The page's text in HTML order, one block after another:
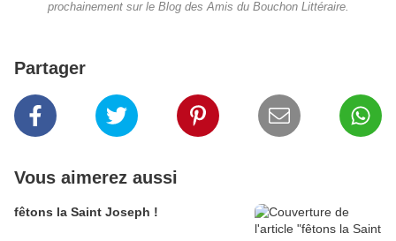
prochainement sur le Blog des Amis du Bouchon Littéraire.
Partager
Vous aimerez aussi
fêtons la Saint Joseph !